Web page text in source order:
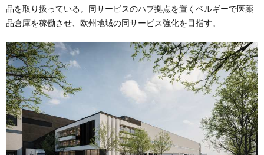
品を取り扱っている。同サービスのハブ拠点を置くベルギーで医薬
品倉庫を稼働させ、欧州地域の同サービス強化を目指す。